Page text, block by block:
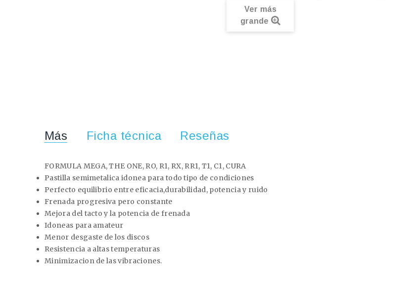
Ver más
grande
Más Ficha técnica Reseñas
FORMULA MEGA, THE ONE, RO, R1, RX, RR1, T1, C1, CURA
Pastilla semimetalica idonea para todo tipo de condiciones
Perfecto equilibrio entre eficacia,durabilidad, potencia y ruido
Frenada progresiva pero constante
Mejora del tacto y la potencia de frenada
Idoneas para amateur
Menor desgaste de los discos
Resistencia a altas temperaturas
Minimizacion de las vibraciones.